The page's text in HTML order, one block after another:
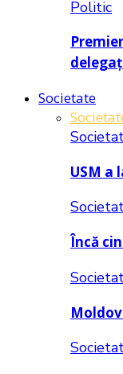
Politic
Societate
USM a
Încă